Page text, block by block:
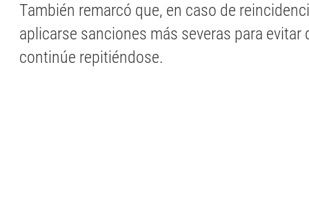
También remarcó que, en caso de
aplicarse sanciones más severas para evitar
continúe repitiéndose.